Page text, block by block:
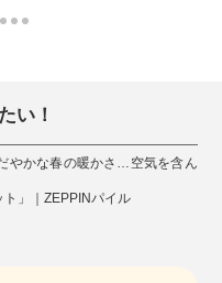
い！
やかな春の暖かさ…空気を含ん
」｜ZEPPINパイル